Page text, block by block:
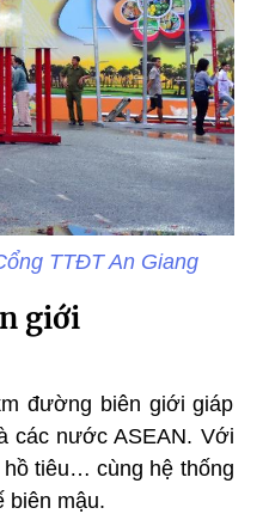
TTĐT An Giang
giới
đường biên giới giáp
các nước ASEAN. Với
hồ tiêu… cùng hệ thống
biên mậu.